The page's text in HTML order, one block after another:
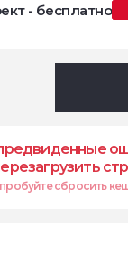
- бесплатно
сбросить кеш